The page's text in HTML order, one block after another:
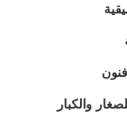
والكبار